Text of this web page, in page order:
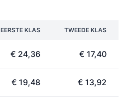
EERSTE KLAS TWEEDE KLAS
€ 24,36 € 17,40
€ 19,48 € 13,92